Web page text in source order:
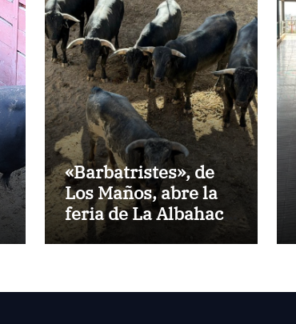
«Barbatristes», de
Los Maños, abre la
feria de La Albahaca
de Huesca